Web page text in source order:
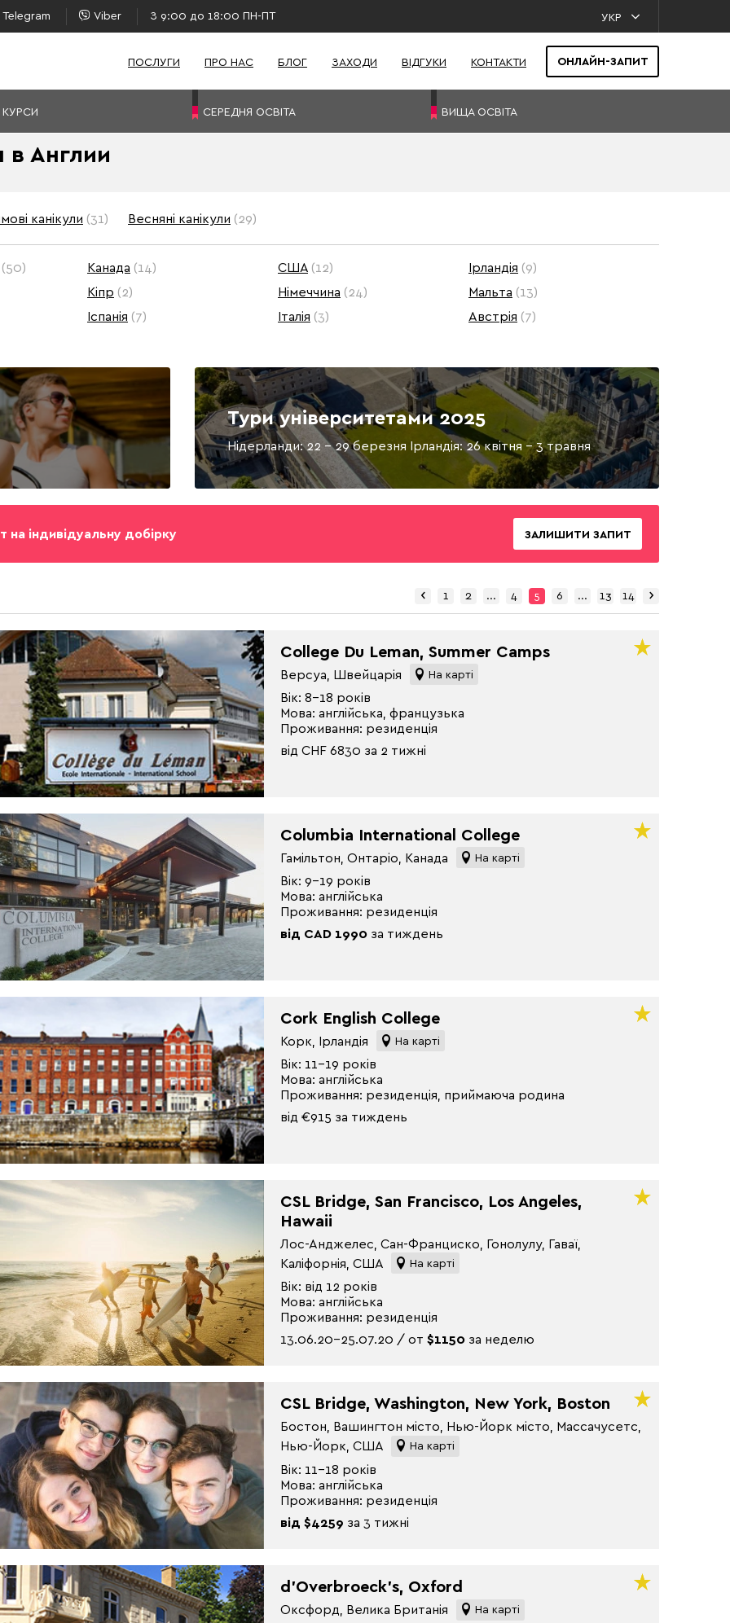
Telegram Viber З 9:00 до 18:00 ПН-ПТ УКР
ПОСЛУГИ ПРО НАС БЛОГ ЗАХОДИ ВІДГУКИ КОНТАКТИ ОНЛАЙН-ЗАПИТ
КУРСИ СЕРЕДНЯ ОСВІТА ВИЩА ОСВІТА
в Англии
канікули (31) Весняні канікули (29)
(50) Канада (14) США (12) Ірландія (9)
Кіпр (2) Німеччина (24) Мальта (13)
Іспанія (7) Італія (3) Австрія (7)
Тури університетами 2025
Нідерланди: 22 - 29 березня Ірландія: 26 квітня - 3 травня
індивідуальну добірку ЗАЛИШИТИ ЗАПИТ
‹Previous
1 2 ... 4 5 6 ... 13 14 ›Next
College Du Leman, Summer Camps
Версуа, Швейцарія На карті
Вік: 8-18 років
Мова: англійська, французька
Проживання: резиденція
від CHF 6830 за 2 тижні
Columbia International College
Гамільтон, Онтаріо, Канада На карті
Вік: 9-19 років
Мова: англійська
Проживання: резиденція
від CAD 1990 за тиждень
Cork English College
Корк, Ірландія На карті
Вік: 11-19 років
Мова: англійська
Проживання: резиденція, приймаюча родина
від €915 за тиждень
CSL Bridge, San Francisco, Los Angeles,
Hawaii
Лос-Анджелес, Сан-Франциско, Гонолулу, Гаваї,
Каліфорнія, США
На карті
Вік: від 12 років
Мова: англійська
Проживання: резиденція
13.06.20-25.07.20 / от $1150 за неделю
CSL Bridge, Washington, New York, Boston
Бостон, Вашингтон місто, Нью-Йорк місто, Массачусетс,
Нью-Йорк, США
На карті
Вік: 11-18 років
Мова: англійська
Проживання: резиденція
від $4259 за 3 тижні
d’Overbroeck’s, Oxford
Оксфорд, Велика Британія На карті